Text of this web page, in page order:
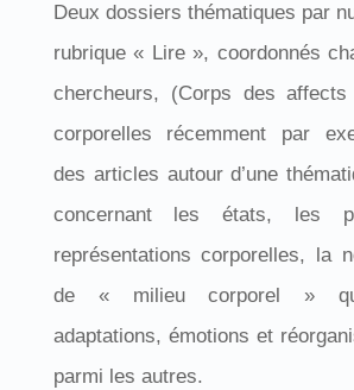
Deux dossiers thématiques par
rubrique « Lire », coordonnés
chercheurs, (Corps des
corporelles récemment par
des articles autour d’une
concernant les états, les
représentations corporelles, la
de « milieu corporel »
adaptations, émotions et
parmi les autres.